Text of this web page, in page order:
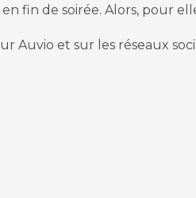
fin de soirée. Alors, pour
Auvio et sur les réseaux